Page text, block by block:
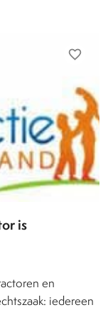
favorite_border
is
en
iedereen